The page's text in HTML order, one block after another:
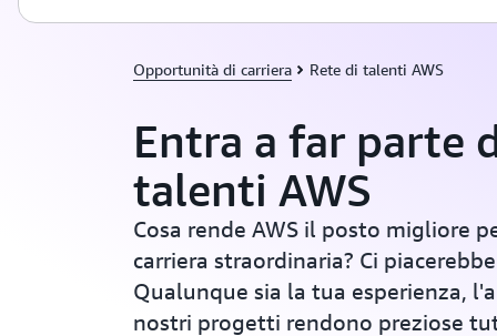
Opportunità di carriera Rete di talenti AWS
Entra a far parte
talenti AWS
Cosa rende AWS il posto migliore
carriera straordinaria? Ci
Qualunque sia la tua esperienza,
nostri progetti rendono preziose